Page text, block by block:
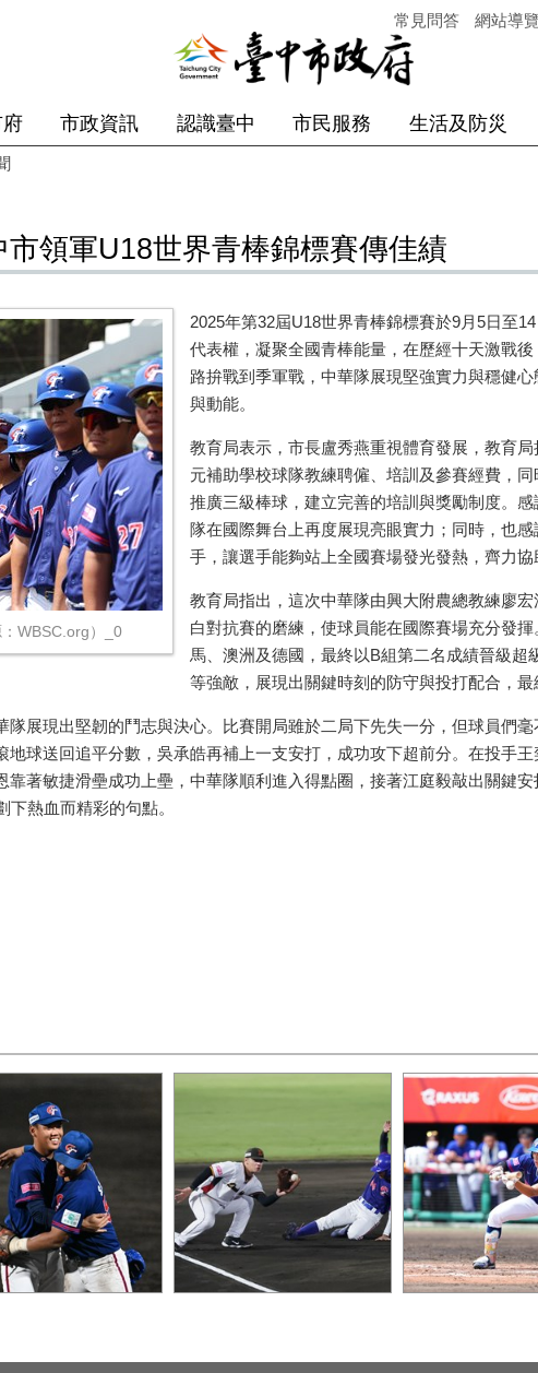
常見問答 網站導
府 市政資訊 認識臺中 市民服務 生活及防災
領軍U18世界青棒錦標賽傳佳績
WBSC.org）_0
2025年第32屆U18世界青棒錦標賽於9月5日至
代表權，凝聚全國青棒能量，在歷經十天激戰
路拚戰到季軍戰，中華隊展現堅強實力與穩健
與動能。
教育局表示，市長盧秀燕重視體育發展，教育
元補助學校球隊教練聘僱、培訓及參賽經費，
推廣三級棒球，建立完善的培訓與獎勵制度。
隊在國際舞台上再度展現亮眼實力；同時，也
手，讓選手能夠站上全國賽場發光發熱，齊力
教育局指出，這次中華隊由興大附農總教練廖
白對抗賽的磨練，使球員能在國際賽場充分發
馬、澳洲及德國，最終以B組第二名成績晉級
等強敵，展現出關鍵時刻的防守與投打配合，
展現出堅韌的鬥志與決心。比賽開局雖於二局下先失一分，但球員們
球送回追平分數，吳承皓再補上一支安打，成功攻下超前分。在投手
靠著敏捷滑壘成功上壘，中華隊順利進入得點圈，接著江庭毅敲出關鍵
熱血而精彩的句點。
）_0
WBSC.org）_0
WBSC.org）_0